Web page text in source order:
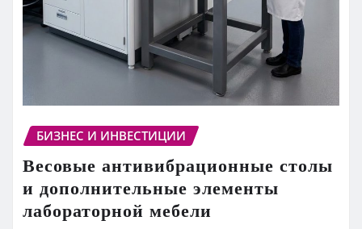
БИЗНЕС И ИНВЕСТИЦИИ
Весовые антивибрационные столы
и дополнительные элементы
лабораторной мебели